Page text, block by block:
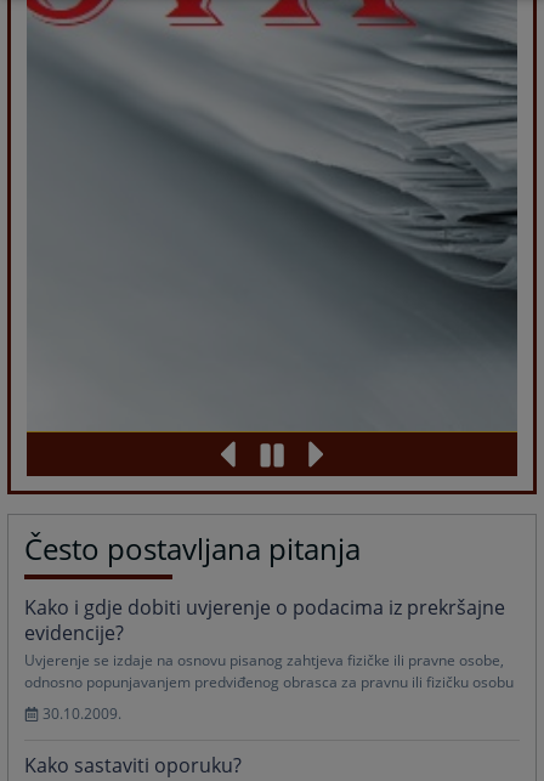
Često postavljana pitanja
Kako i gdje dobiti uvjerenje o podacima iz prekršajne
evidencije?
Uvjerenje se izdaje na osnovu pisanog zahtjeva fizičke ili pravne osobe,
odnosno popunjavanjem predviđenog obrasca za pravnu ili fizičku osobu
30.10.2009.
Kako sastaviti oporuku?